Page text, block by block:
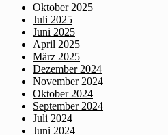
Oktober 2025
Juli 2025
Juni 2025
April 2025
März 2025
Dezember 2024
November 2024
Oktober 2024
September 2024
Juli 2024
Juni 2024